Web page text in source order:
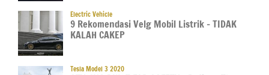
Electric Vehicle
9 Rekomendasi Velg Mobil Listrik – TIDAK
KALAH CAKEP
Tesla Model 3 2020